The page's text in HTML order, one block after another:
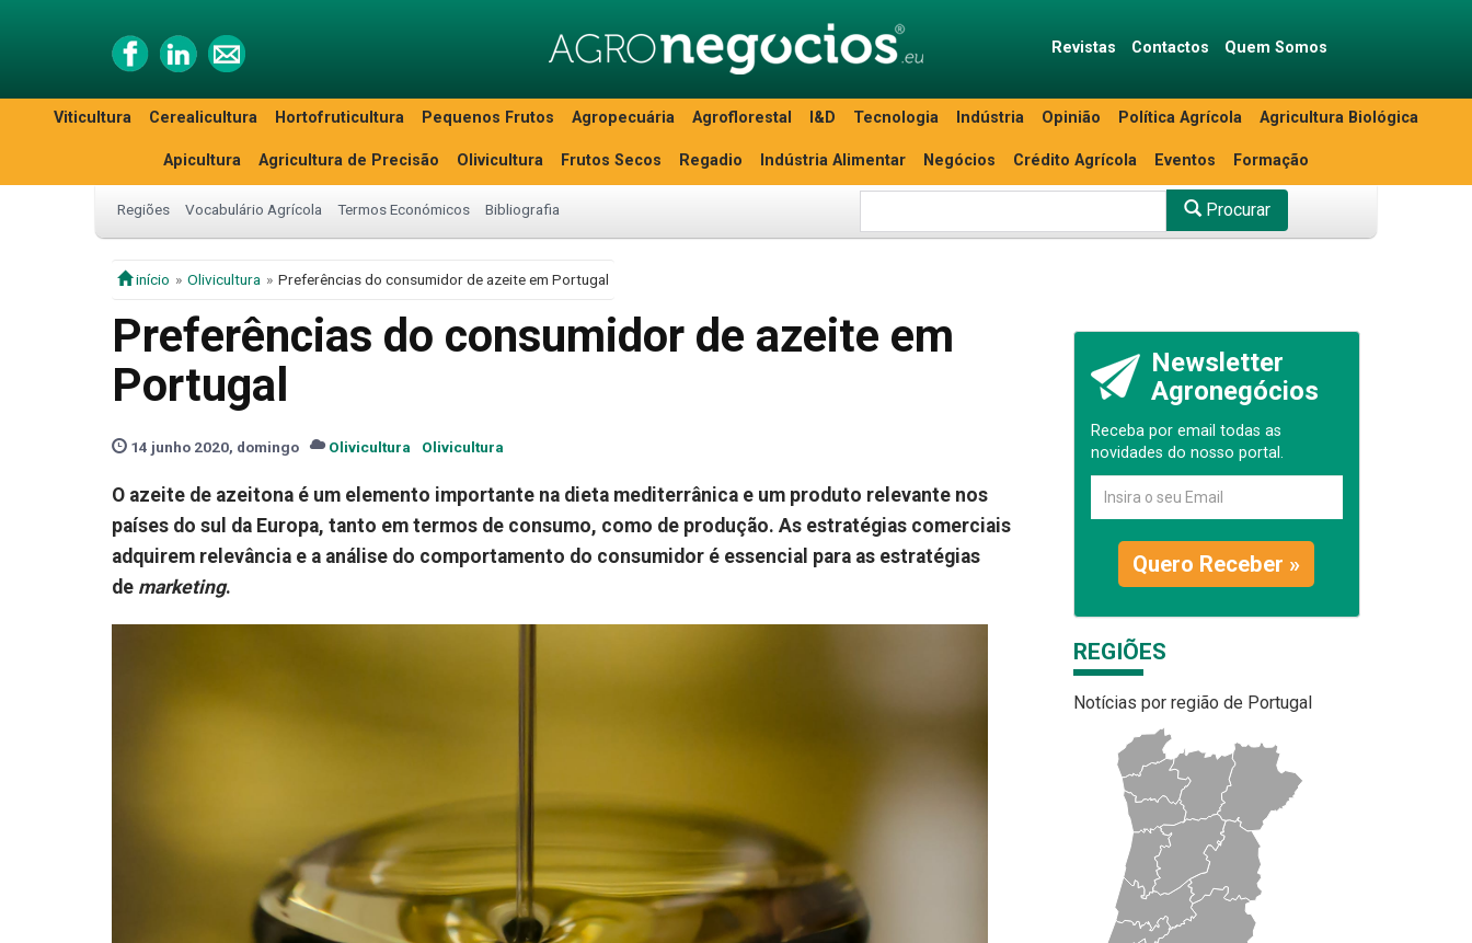
Revistas Contactos Quem Somos
Viticultura Cerealicultura Hortofruticultura Pequenos Frutos Agropecuária Agroflorestal I&D Tecnologia Indústria Opinião Política Agrícola Agricultura Biológica
Apicultura Agricultura de Precisão Olivicultura Frutos Secos Regadio Indústria Alimentar Negócios Crédito Agrícola Eventos Formação
Regiões Vocabulário Agrícola Termos Económicos Bibliografia Procurar
início Olivicultura Preferências do consumidor de azeite em Portugal
Preferências do consumidor de azeite em
Portugal
14 junho 2020, domingo Olivicultura Olivicultura
O azeite de azeitona é um elemento importante na dieta mediterrânica e um produto relevante nos
países do sul da Europa, tanto em termos de consumo, como de produção. As estratégias comerciais
adquirem relevância e a análise do comportamento do consumidor é essencial para as estratégias
de marketing.
Newsletter
Agronegócios
Receba por email todas as
novidades do nosso portal.
Quero Receber »
REGIÕES
Notícias por região de Portugal